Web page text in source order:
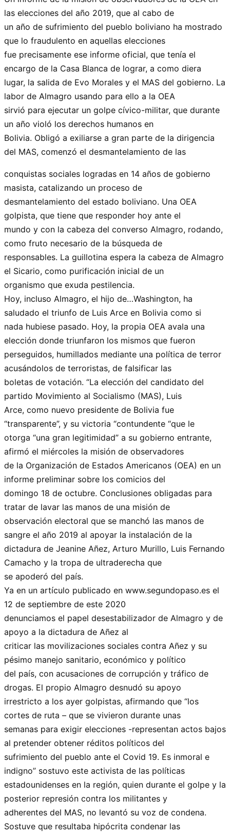
las elecciones del año 2019, que al cabo de
un año de sufrimiento del pueblo boliviano ha mostrado
que lo fraudulento en aquellas elecciones
fue precisamente ese informe oficial, que tenía el
encargo de la Casa Blanca de lograr, a como diera
lugar, la salida de Evo Morales y el MAS del gobierno. La
labor de Almagro usando para ello a la OEA
sirvió para ejecutar un golpe cívico-militar, que durante
un año violó los derechos humanos en
Bolivia. Obligó a exiliarse a gran parte de la dirigencia
del MAS, comenzó el desmantelamiento de las
conquistas sociales logradas en 14 años de gobierno
masista, catalizando un proceso de
desmantelamiento del estado boliviano. Una OEA
golpista, que tiene que responder hoy ante el
mundo y con la cabeza del converso Almagro, rodando,
como fruto necesario de la búsqueda de
responsables. La guillotina espera la cabeza de Almagro
el Sicario, como purificación inicial de un
organismo que exuda pestilencia.
Hoy, incluso Almagro, el hijo de…Washington, ha
saludado el triunfo de Luis Arce en Bolivia como si
nada hubiese pasado. Hoy, la propia OEA avala una
elección donde triunfaron los mismos que fueron
perseguidos, humillados mediante una política de terror
acusándolos de terroristas, de falsificar las
boletas de votación. “La elección del candidato del
partido Movimiento al Socialismo (MAS), Luis
Arce, como nuevo presidente de Bolivia fue
“transparente”, y su victoria “contundente “que le
otorga “una gran legitimidad” a su gobierno entrante,
afirmó el miércoles la misión de observadores
de la Organización de Estados Americanos (OEA) en un
informe preliminar sobre los comicios del
domingo 18 de octubre. Conclusiones obligadas para
tratar de lavar las manos de una misión de
observación electoral que se manchó las manos de
sangre el año 2019 al apoyar la instalación de la
dictadura de Jeanine Añez, Arturo Murillo, Luis Fernando
Camacho y la tropa de ultraderecha que
se apoderó del país.
Ya en un artículo publicado en www.segundopaso.es el
12 de septiembre de este 2020
denunciamos el papel desestabilizador de Almagro y de
apoyo a la dictadura de Añez al
criticar las movilizaciones sociales contra Añez y su
pésimo manejo sanitario, económico y político
del país, con acusaciones de corrupción y tráfico de
drogas. El propio Almagro desnudó su apoyo
irrestricto a los ayer golpistas, afirmando que “los
cortes de ruta – que se vivieron durante unas
semanas para exigir elecciones -representan actos bajos
al pretender obtener réditos políticos del
sufrimiento del pueblo ante el Covid 19. Es inmoral e
indigno” sostuvo este activista de las políticas
estadounidenses en la región, quien durante el golpe y la
posterior represión contra los militantes y
adherentes del MAS, no levantó su voz de condena.
Sostuve que resultaba hipócrita condenar las